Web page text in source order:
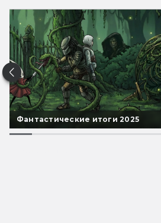
Фантастические итоги 2025